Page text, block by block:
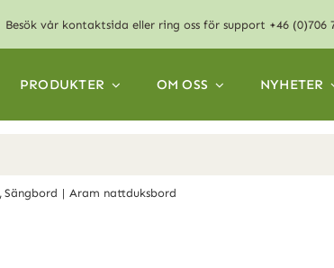
Besök vår kontaktsida eller ring oss för support +46 (0)706
PRODUKTER OM OSS NYHETER
Sängbord Aram nattduksbord